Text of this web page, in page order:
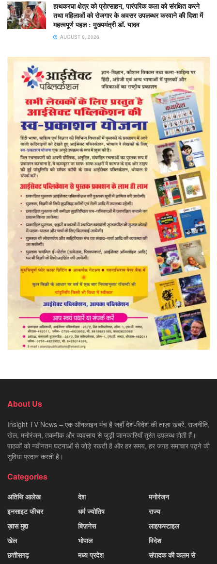
हाथकरघा क्षेत्र को प्रोत्साहन, पारंपरिक कला को संरक्षित करने
तथा महिलाओं को रोजगार के अवसर उपलब्धर करवाने की दिशा में
महत्वपूर्ण पहल : मुख्यमंत्री डॉ. यादव
AUGUST 8, 2026
About Us
Insight TV News – एक ऑनलाइन मंच है जहाँ देश-विदेश की ताज़ा ख़बरें, राजनीति,
खेल, मनोरंजन, तकनीक और व्यवसाय से जुड़ी जानकारियाँ तुरंत उपलब्ध होती हैं।
पाठकों को नवीनतम घटनाओं से जोड़े रखती है और हर समय, हर जगह समाचार पढ़ने की
सुविधा प्रदान करती है।
Categories
अतिथि आलेख
इनसाइट फीचर
ख़ास मुद्दा
खेल
छत्तीसगढ़
देश
धर्म ज्योतिष
बिज़नेस
भोपाल
मध्य प्रदेश
मनोरंजन
राज्य
लाइफस्टाइल
विदेश
संपादक की कलम से